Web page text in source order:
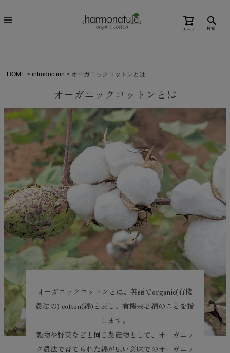
カート 検索
HOME introduction オーガニックコットンとは
オーガニックコットンとは
オーガニックコットンとは、英語でorganic(有機
農法の) cotton(綿)と表し、有機栽培綿のことを指
します。
穀物や野菜などと同じ農産物として、オーガニッ
ク農法で育てられた綿が広い意味でのオーガニッ